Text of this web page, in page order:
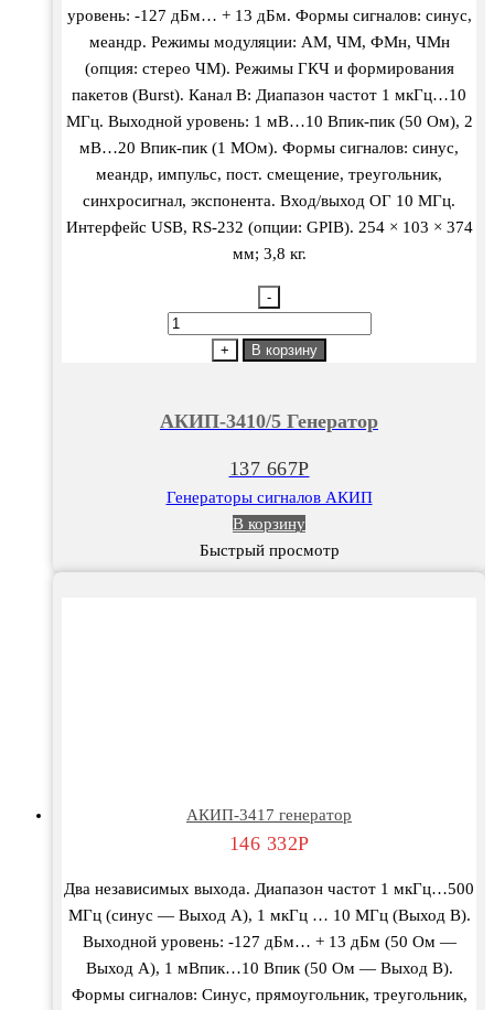
уровень: -127 дБм… + 13 дБм. Формы сигналов: синус,
меандр. Режимы модуляции: АМ, ЧМ, ФМн, ЧМн
(опция: стерео ЧМ). Режимы ГКЧ и формирования
пакетов (Burst). Канал B: Диапазон частот 1 мкГц…10
МГц. Выходной уровень: 1 мВ…10 Впик-пик (50 Ом), 2
мВ…20 Впик-пик (1 МОм). Формы сигналов: синус,
меандр, импульс, пост. смещение, треугольник,
синхросигнал, экспонента. Вход/выход ОГ 10 МГц.
Интерфейс USB, RS-232 (опции: GPIB). 254 × 103 × 374
мм; 3,8 кг.
-
Количество
+ В корзину
АКИП-3410/5 Генератор
137 667Р
Генераторы сигналов АКИП
В корзину
Быстрый просмотр
АКИП-3417 генератор
146 332Р
Два независимых выхода. Диапазон частот 1 мкГц…500
МГц (синус — Выход A), 1 мкГц … 10 МГц (Выход B).
Выходной уровень: -127 дБм… + 13 дБм (50 Ом —
Выход A), 1 мВпик…10 Впик (50 Ом — Выход B).
Формы сигналов: Синус, прямоугольник, треугольник,